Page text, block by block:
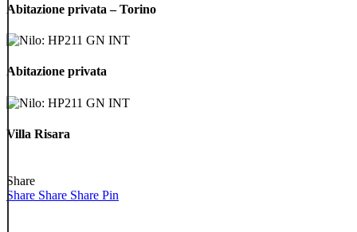
privata
Torino
Abitazione privata – Torino
privata
Abitazione privata
Risara
Villa Risara
Share
Share Share Share Pin